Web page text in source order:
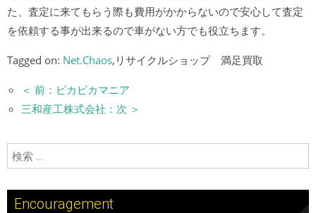
た、査定に来てもらう際も費用がかからないので安心して査定
を依頼する事が出来るので車がない方でも役立ちます。
Tagged on: Net.Chaos,リサイクルショップ 満足買取
＜ 前：ピカピカマニア
三和産工株式会社：次 ＞
検索:
Encouragement